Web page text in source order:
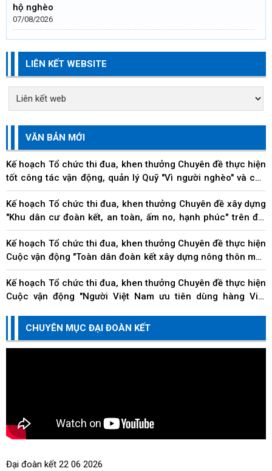
hộ nghèo
07/08/2026
LIÊN KẾT WEBSITE
VĂN BẢN MỚI
Kế hoạch Tổ chức thi đua, khen thưởng Chuyên đề thực hiện
tốt công tác vận động, quản lý Quỹ "Vì người nghèo" và các
hoạt động an sinh xã hội trên địa...
Kế hoạch Tổ chức thi đua, khen thưởng Chuyên đề xây dựng
"Khu dân cư đoàn kết, an toàn, ấm no, hạnh phúc" trên địa
bàn thành phố
Kế hoạch Tổ chức thi đua, khen thưởng Chuyên đề thực hiện
Cuộc vận động "Toàn dân đoàn kết xây dựng nông thôn mới,
đô thị văn minh" trên địa bàn thành...
Kế hoạch Tổ chức thi đua, khen thưởng Chuyên đề thực hiện
Cuộc vận động "Người Việt Nam ưu tiên dùng hàng Việt
Kế hoạch Tổ chức thi đua, khen thưởng Chuyên đề về các
doanh nghiệp, doanh nhân, hộ kinh doanh và cá nhân kinh
doanh thi đua thực hiện tốt trách nhiệm...
CHUYÊN MỤC ĐẠI ĐOÀN KẾT
Đại đoàn kết 22 06 2026